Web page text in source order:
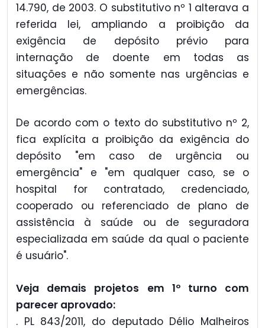
14.790, de 2003. O substitutivo nº 1 alterava a
referida lei, ampliando a proibição da
exigência de depósito prévio para
internação de doente em todas as
situações e não somente nas urgências e
emergências.
De acordo com o texto do substitutivo nº 2,
fica explícita a proibição da exigência do
depósito "em caso de urgência ou
emergência" e "em qualquer caso, se o
hospital for contratado, credenciado,
cooperado ou referenciado de plano de
assistência à saúde ou de seguradora
especializada em saúde da qual o paciente
é usuário".
Veja demais projetos em 1º turno com
parecer aprovado:
. PL 843/2011, do deputado Délio Malheiros